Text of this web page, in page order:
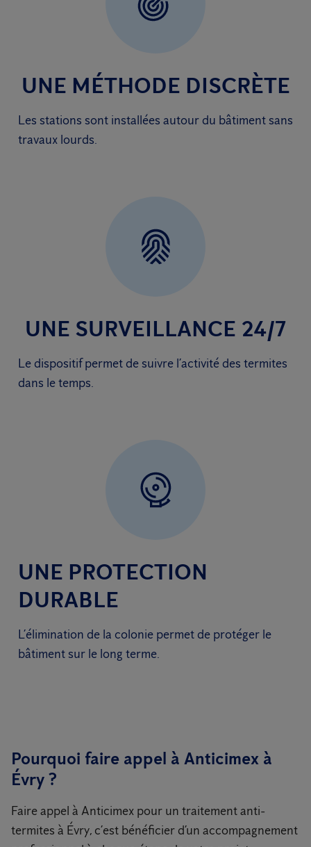
UNE MÉTHODE DISCRÈTE
Les stations sont installées autour du bâtiment sans
travaux lourds.
UNE SURVEILLANCE 24/7
Le dispositif permet de suivre l’activité des termites
dans le temps.
UNE PROTECTION
DURABLE
L’élimination de la colonie permet de protéger le
bâtiment sur le long terme.
Pourquoi faire appel à Anticimex à
Évry ?
Faire appel à Anticimex pour un traitement anti-
termites à Évry, c’est bénéficier d’un accompagnement